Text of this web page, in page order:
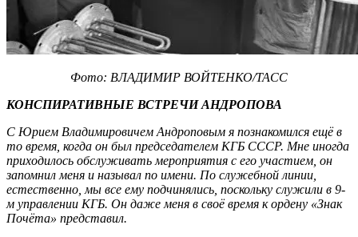
Фото: ВЛАДИМИР ВОЙТЕНКО/ТАСС
КОНСПИРАТИВНЫЕ ВСТРЕЧИ АНДРОПОВА
С Юрием Владимировичем Андроповым я познакомился ещё в
то время, когда он был председателем КГБ СССР. Мне иногда
приходилось обслуживать мероприятия с его участием, он
запомнил меня и называл по имени. По служебной линии,
естественно, мы все ему подчинялись, поскольку служили в 9-
м управлении КГБ. Он даже меня в своё время к ордену «Знак
Почёта» представил.